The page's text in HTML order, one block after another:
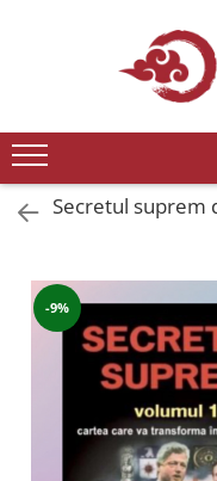
Editura Daksha
Seria Radu Cinamar
Seria Anton Parks
Seria Immanuel
Dezvăluiri
Spiritualitate
Extratereștrii
Transformare spirituală
Secretul suprem
-9%